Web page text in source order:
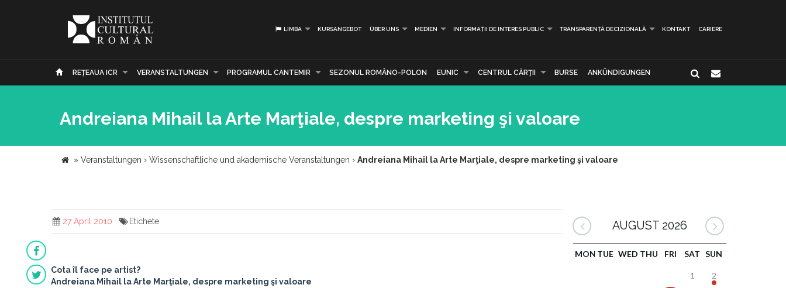
LIMBA KURSANGEBOT ÜBER UNS MEDIEN INFORMAȚII DE INTERES PUBLIC TRANSPARENȚĂ DECIZIONALĂ KONTAKT CARIERE
REŢEAUA ICR VERANSTALTUNGEN PROGRAMUL CANTEMIR SEZONUL ROMÂNO-POLON EUNIC CENTRUL CĂRŢII BURSE ANKÜNDIGUNGEN
Andreiana Mihail la Arte Marţiale, despre marketing şi valoare
» Veranstaltungen › Wissenschaftliche und akademische Veranstaltungen › Andreiana Mihail la Arte Marţiale, despre marketing şi valoare
27 April 2010 Etichete
Cota îl face pe artist?
Andreiana Mihail la Arte Marţiale, despre marketing şi valoare
AUGUST 2026
MON TUE WED THU FRI SAT SUN
1 2